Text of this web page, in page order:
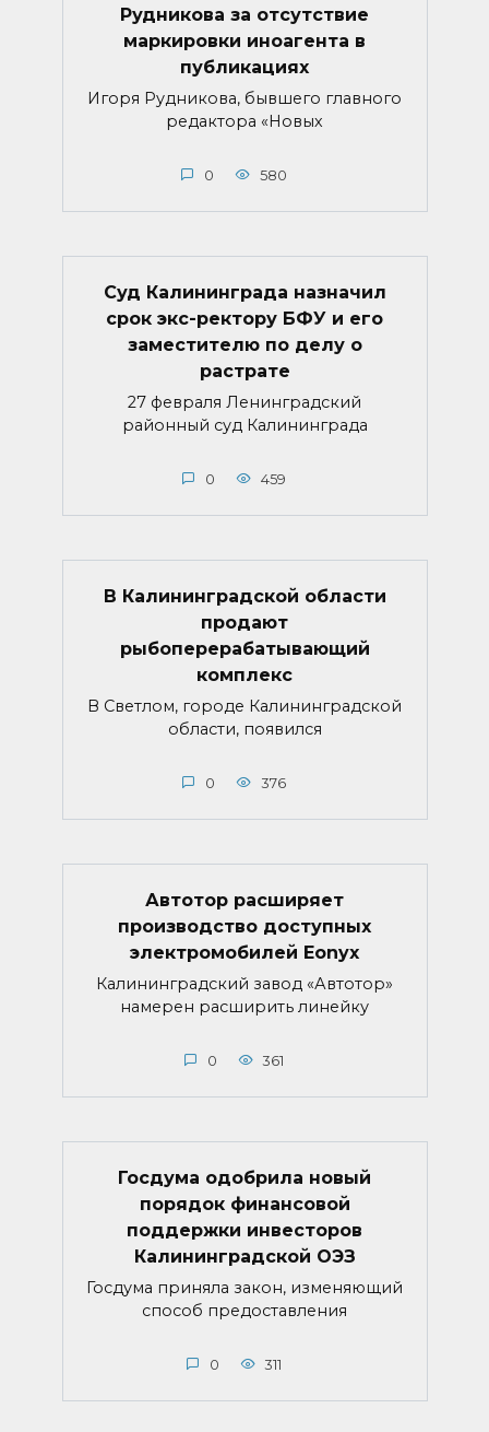
Рудникова за отсутствие
маркировки иноагента в
публикациях
Игоря Рудникова, бывшего главного
редактора «Новых
0 580
Суд Калининграда назначил
срок экс-ректору БФУ и его
заместителю по делу о
растрате
27 февраля Ленинградский
районный суд Калининграда
0 459
В Калининградской области
продают
рыбоперерабатывающий
комплекс
В Светлом, городе Калининградской
области, появился
0 376
Автотор расширяет
производство доступных
электромобилей Eonyx
Калининградский завод «Автотор»
намерен расширить линейку
0 361
Госдума одобрила новый
порядок финансовой
поддержки инвесторов
Калининградской ОЭЗ
Госдума приняла закон, изменяющий
способ предоставления
0 311